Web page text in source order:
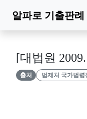
알파로 기출판례
[대법원
출처 법제처 국가법령